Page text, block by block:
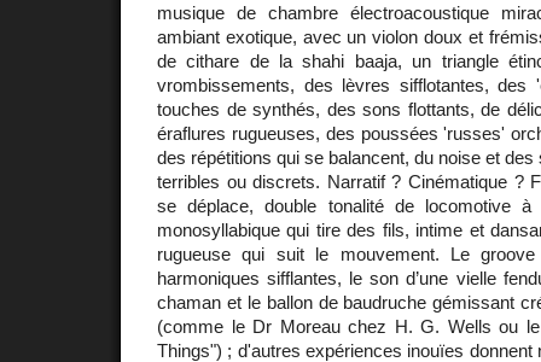
musique de chambre électroacoustique
ambiant exotique, avec un violon doux et
de cithare de la shahi baaja, un triangle
vrombissements, des lèvres sifflotantes, des
touches de synthés, des sons flottants, de
éraflures rugueuses, des poussées 'russes'
des répétitions qui se balancent, du noise et
terribles ou discrets. Narratif ? Cinématique ?
se déplace, double tonalité de locomotive
monosyllabique qui tire des fils, intime et
rugueuse qui suit le mouvement. Le
harmoniques sifflantes, le son d’une vielle
chaman et le ballon de baudruche gémissant
(comme le Dr Moreau chez H. G. Wells ou
Things") ; d'autres expériences inouïes